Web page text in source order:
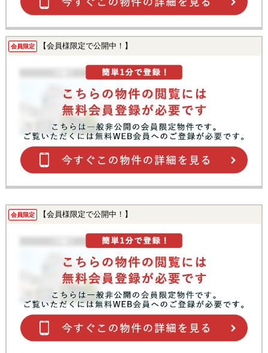
会員限定 【会員様限定で公開中！】
会員限定 【会員様限定で公開中！】